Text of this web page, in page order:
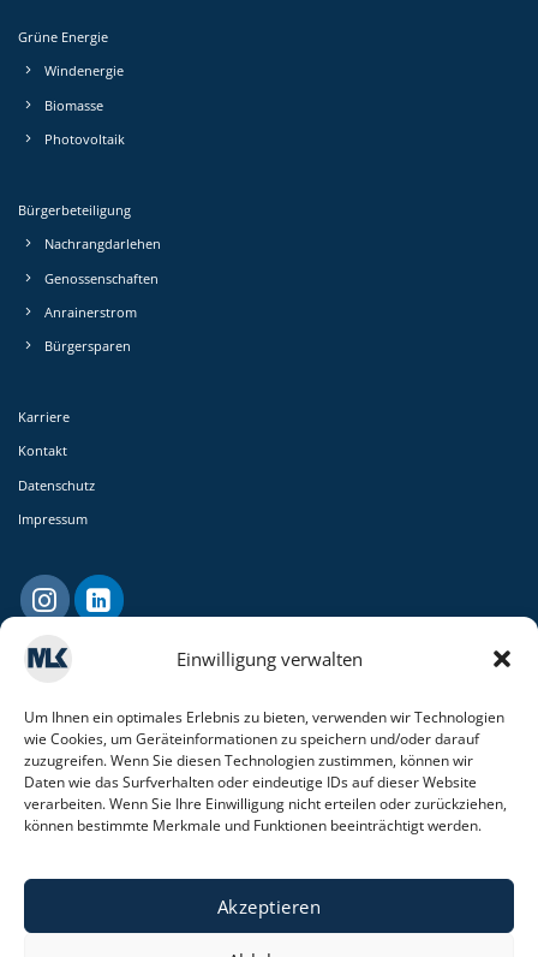
Einwilligung verwalten
Um Ihnen ein optimales Erlebnis zu bieten, verwenden wir Technologien
wie Cookies, um Geräteinformationen zu speichern und/oder darauf
zuzugreifen. Wenn Sie diesen Technologien zustimmen, können wir
Daten wie das Surfverhalten oder eindeutige IDs auf dieser Website
verarbeiten. Wenn Sie Ihre Einwilligung nicht erteilen oder zurückziehen,
können bestimmte Merkmale und Funktionen beeinträchtigt werden.
Akzeptieren
MLK Consulting
Grüne Energie
Windenergie
Biomasse
Photovoltaik
Bürgerbeteiligung
Nachrang­darlehen
Genossen­schaften
Anrainerstrom
Bürgersparen
Karriere
Kontakt
Datenschutz
Impressum